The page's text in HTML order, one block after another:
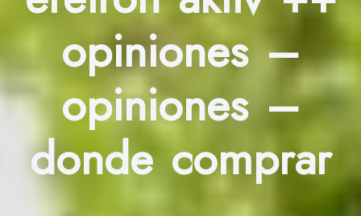
opiniones –
opiniones –
donde comprar